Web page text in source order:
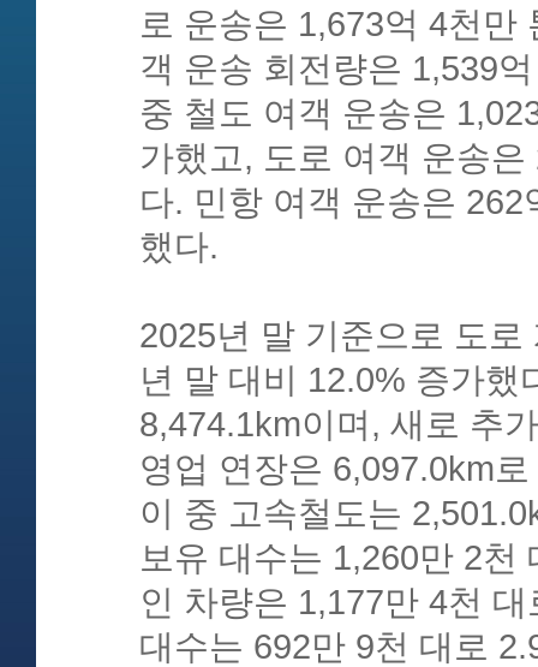
로 운송은 1,673억 4천만
객 운송 회전량은 1,539
중 철도 여객 운송은
가했고, 도로 여객 운송
다. 민항 여객 운송은
했다.
2025년 말 기준으로 도
년 말 대비 12.0% 증가
8,474.1km이며, 새로 추
영업 연장은 6,097.0km
이 중 고속철도는
보유 대수는 1,260만 2천
인 차량은 1,177만 4천
대수는 692만 9천 대로